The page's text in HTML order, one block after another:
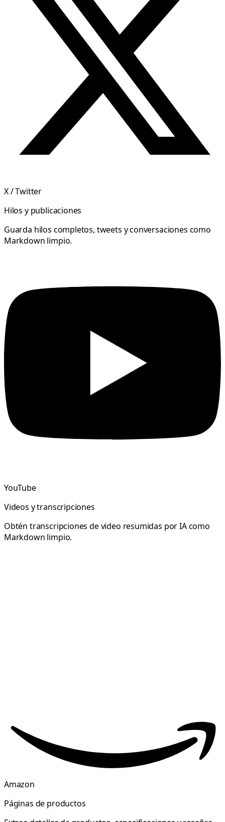
X / Twitter
Hilos y publicaciones
Guarda hilos completos, tweets y conversaciones como
Markdown limpio.
YouTube
Videos y transcripciones
Obtén transcripciones de video resumidas por IA como
Markdown limpio.
Amazon
Páginas de productos